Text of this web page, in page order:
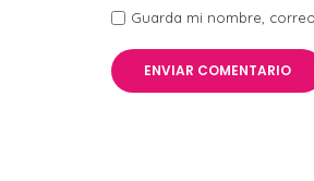
Guarda mi nombre,